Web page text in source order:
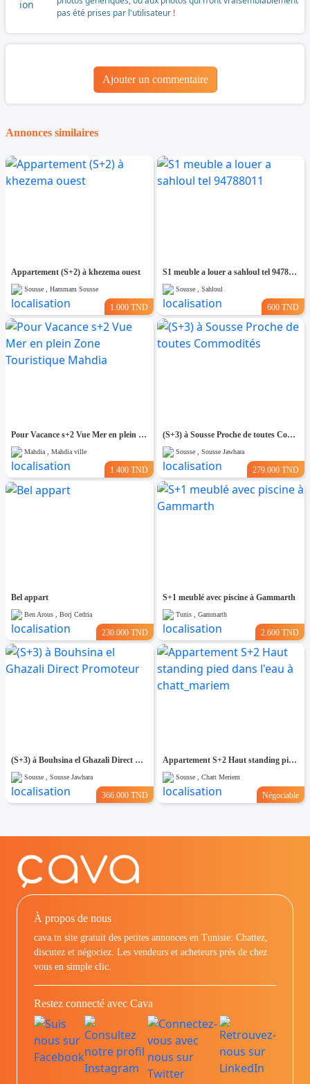
pas été prises par l'utilisateur !
Ajouter un commentaire
Annonces similaires
Appartement (S+2) à khezema ouest
Sousse , Hammam Sousse
1.000 TND
S1 meuble a louer a sahloul tel 94788011
Sousse , Sahloul
600 TND
Pour Vacance s+2 Vue Mer en plein Zone Touristique Mahdia
Mahdia , Mahdia ville
1.400 TND
(S+3) à Sousse Proche de toutes Commodités
Sousse , Sousse Jawhara
279.000 TND
Bel appart
Ben Arous , Borj Cedria
230.000 TND
S+1 meublé avec piscine à Gammarth
Tunis , Gammarth
2.600 TND
(S+3) à Bouhsina el Ghazali Direct Promoteur
Sousse , Sousse Jawhara
366.000 TND
Appartement S+2 Haut standing pied dans l'eau à chatt_mariem
Sousse , Chatt Meriem
Négociable
À propos de nous
cava.tn site gratuit des petites annonces en Tunisie: Chattez,
discutez et négociez. Les vendeurs et acheteurs prés de chez
vous en simple clic.
Restez connecté avec Cava